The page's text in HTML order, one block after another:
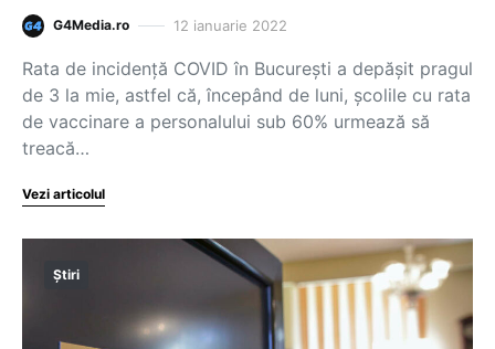
G4Media.ro 12 ianuarie 2022
Rata de incidență COVID în București a depășit pragul
de 3 la mie, astfel că, începând de luni, școlile cu rata
de vaccinare a personalului sub 60% urmează să
treacă…
Vezi articolul
Știri